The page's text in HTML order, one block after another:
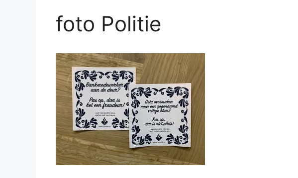
foto Politie